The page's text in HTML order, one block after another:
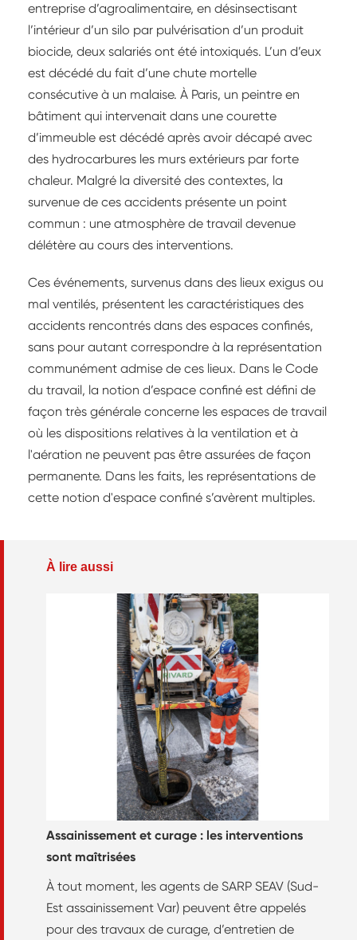
entreprise d’agroalimentaire, en désinsectisant
l’intérieur d’un silo par pulvérisation d’un produit
biocide, deux salariés ont été intoxiqués. L’un d’eux
est décédé du fait d’une chute mortelle
consécutive à un malaise. À Paris, un peintre en
bâtiment qui intervenait dans une courette
d’immeuble est décédé après avoir décapé avec
des hydrocarbures les murs extérieurs par forte
chaleur. Malgré la diversité des contextes, la
survenue de ces accidents présente un point
commun : une atmosphère de travail devenue
délétère au cours des interventions.
Ces événements, survenus dans des lieux exigus ou
mal ventilés, présentent les caractéristiques des
accidents rencontrés dans des espaces confinés,
sans pour autant correspondre à la représentation
communément admise de ces lieux. Dans le Code
du travail, la notion d’espace confiné est défini de
façon très générale concerne les espaces de travail
où les dispositions relatives à la ventilation et à
l'aération ne peuvent pas être assurées de façon
permanente. Dans les faits, les représentations de
cette notion d'espace confiné s’avèrent multiples.
À lire aussi
Assainissement et curage : les interventions
sont maîtrisées
À tout moment, les agents de SARP SEAV (Sud-
Est assainissement Var) peuvent être appelés
pour des travaux de curage, d’entretien de